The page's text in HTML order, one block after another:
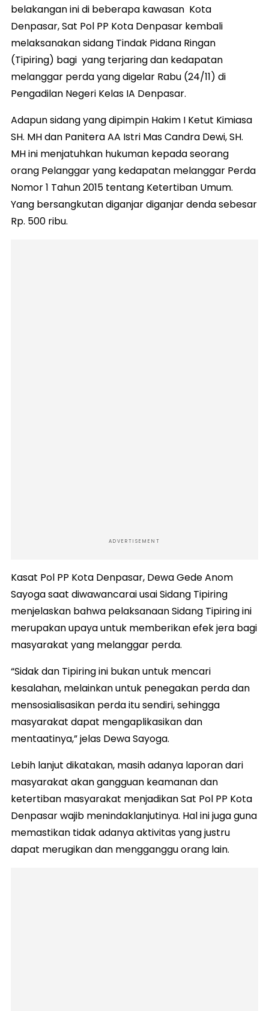
belakangan ini di beberapa kawasan Kota
Denpasar, Sat Pol PP Kota Denpasar kembali
melaksanakan sidang Tindak Pidana Ringan
(Tipiring) bagi yang terjaring dan kedapatan
melanggar perda yang digelar Rabu (24/11) di
Pengadilan Negeri Kelas IA Denpasar.
Adapun sidang yang dipimpin Hakim I Ketut Kimiasa
SH. MH dan Panitera AA Istri Mas Candra Dewi, SH.
MH ini menjatuhkan hukuman kepada seorang
orang Pelanggar yang kedapatan melanggar Perda
Nomor 1 Tahun 2015 tentang Ketertiban Umum.
Yang bersangkutan diganjar diganjar denda sebesar
Rp. 500 ribu.
ADVERTISEMENT
Kasat Pol PP Kota Denpasar, Dewa Gede Anom
Sayoga saat diwawancarai usai Sidang Tipiring
menjelaskan bahwa pelaksanaan Sidang Tipiring ini
merupakan upaya untuk memberikan efek jera bagi
masyarakat yang melanggar perda.
“Sidak dan Tipiring ini bukan untuk mencari
kesalahan, melainkan untuk penegakan perda dan
mensosialisasikan perda itu sendiri, sehingga
masyarakat dapat mengaplikasikan dan
mentaatinya,” jelas Dewa Sayoga.
Lebih lanjut dikatakan, masih adanya laporan dari
masyarakat akan gangguan keamanan dan
ketertiban masyarakat menjadikan Sat Pol PP Kota
Denpasar wajib menindaklanjutinya. Hal ini juga guna
memastikan tidak adanya aktivitas yang justru
dapat merugikan dan mengganggu orang lain.